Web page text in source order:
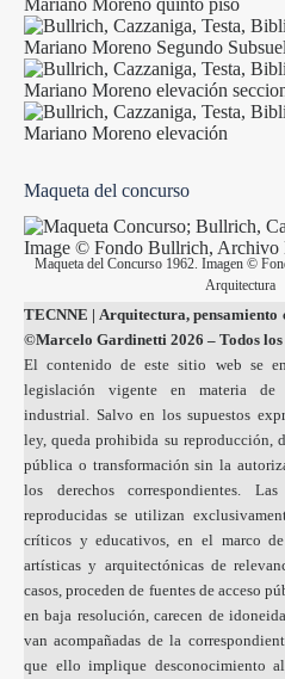
Maqueta del concurso
Maqueta del Concurso 1962. Imagen ©
Arquitectura
TECNNE | Arquitectura,
©Marcelo Gardinetti 2026 – Todos los
El contenido de este sitio web se
legislación vigente en materia de
industrial. Salvo en los supuestos
ley, queda prohibida su reproducción,
pública o transformación sin la
los derechos correspondientes.
reproducidas se utilizan
críticos y educativos, en el marco
artísticas y arquitectónicas de
casos, proceden de fuentes de acceso
en baja resolución, carecen de
van acompañadas de la
que ello implique desconocimiento